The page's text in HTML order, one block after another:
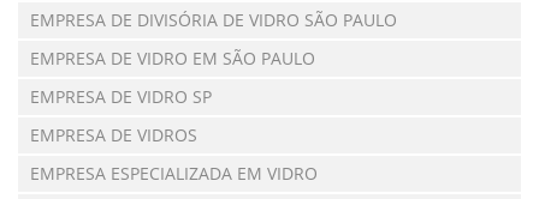
EMPRESA DE DIVISÓRIA DE VIDRO SÃO PAULO
EMPRESA DE VIDRO EM SÃO PAULO
EMPRESA DE VIDRO SP
EMPRESA DE VIDROS
EMPRESA ESPECIALIZADA EM VIDRO